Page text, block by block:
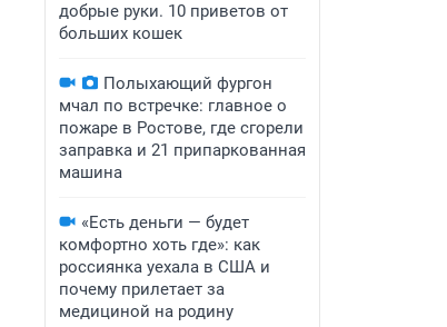
добрые руки. 10 приветов от
больших кошек
Полыхающий фургон
мчал по встречке: главное о
пожаре в Ростове, где сгорели
заправка и 21 припаркованная
машина
«Есть деньги — будет
комфортно хоть где»: как
россиянка уехала в США и
почему прилетает за
медициной на родину